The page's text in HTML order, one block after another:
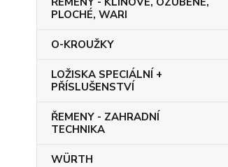
PLOCHÉ, WARI
O-KROUŽKY
LOŽISKA SPECIÁLNÍ +
PŘÍSLUŠENSTVÍ
ŘEMENY - ZAHRADNÍ
TECHNIKA
WÜRTH